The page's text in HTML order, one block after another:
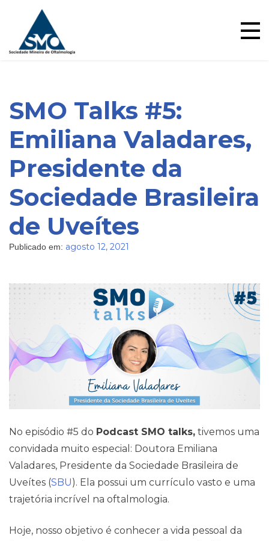
content
Blog
Pareceres Jurídicos
SMO Talks #5:
Emiliana Valadares,
Presidente da
Sociedade Brasileira
de Uveítes
Publicado em: agosto 12, 2021
No episódio #5 do Podcast SMO talks, tivemos uma
convidada muito especial: Doutora Emiliana
Valadares, Presidente da Sociedade Brasileira de
Uveítes (SBU). Ela possui um currículo vasto e uma
trajetória incrível na oftalmologia.
Hoje, nosso objetivo é conhecer a vida pessoal da